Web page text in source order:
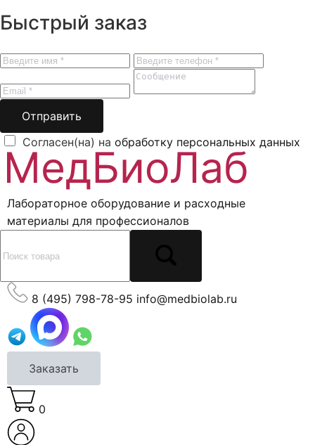
Быстрый заказ
Отправить
Согласен(на) на обработку персональных данных
Лабораторное оборудование и расходные
материалы для профессионалов
8 (495) 798-78-95 info@medbiolab.ru
Заказать
0